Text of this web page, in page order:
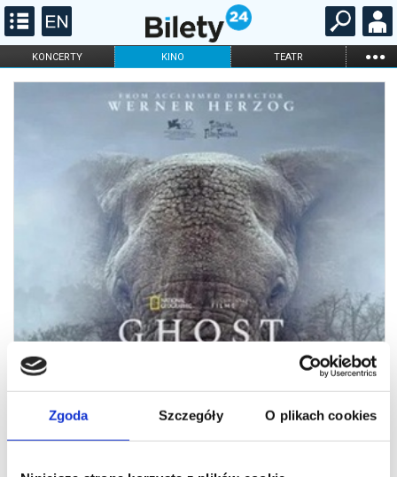
Zgoda Szczegóły O plikach cookies
KONCERTY KINO TEATR ...
FILHARMONIA OPERA I BALET
ONLINE KARNETY